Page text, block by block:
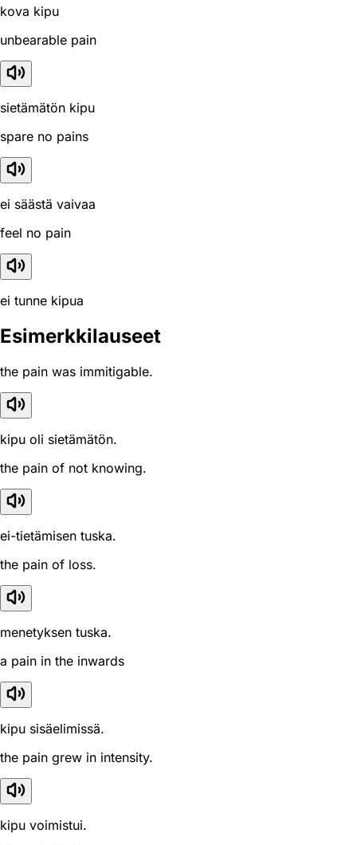
kova kipu
unbearable pain
sietämätön kipu
spare no pains
ei säästä vaivaa
feel no pain
ei tunne kipua
Esimerkkilauseet
the pain was immitigable.
kipu oli sietämätön.
the pain of not knowing.
ei-tietämisen tuska.
the pain of loss.
menetyksen tuska.
a pain in the inwards
kipu sisäelimissä.
the pain grew in intensity.
kipu voimistui.